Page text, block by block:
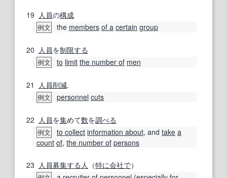
19 人員の構成
例文 the members of a certain group
20 人員を制限する
例文 to limit the number of men
21 人員削減.
例文 personnel cuts
22 人員を集めて数を調べる
例文 to collect information about, and take a
count of, the number of persons
23 人員募集する 人 （特に会社で）